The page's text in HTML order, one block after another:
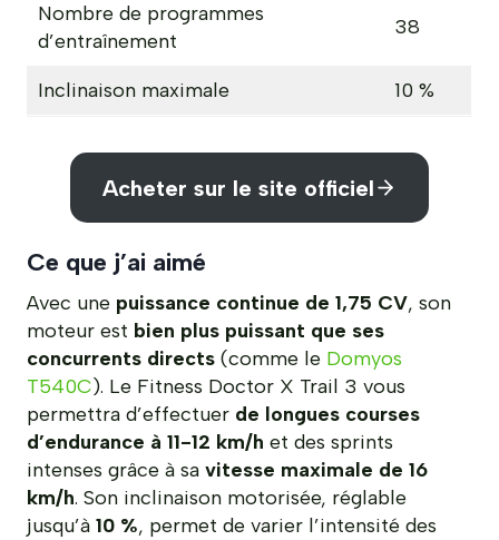
Nombre de programmes
d’entraînement
38
Inclinaison maximale 10 %
Acheter sur le site officiel
Ce que j’ai aimé
Avec une puissance continue de 1,75 CV, son
moteur est bien plus puissant que ses
concurrents directs (comme le Domyos
T540C). Le Fitness Doctor X Trail 3 vous
permettra d’effectuer de longues courses
d’endurance à 11-12 km/h et des sprints
intenses grâce à sa vitesse maximale de 16
km/h. Son inclinaison motorisée, réglable
jusqu’à 10 %, permet de varier l’intensité des